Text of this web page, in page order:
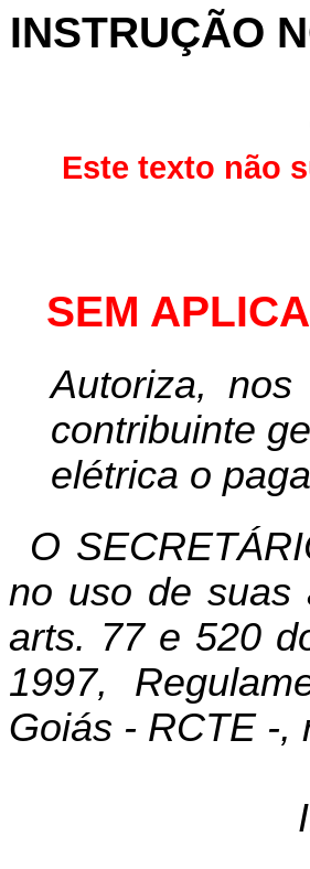
INSTRUÇÃO
Este texto não
SEM
Autoriza,
contribuinte
elétrica o
O
no uso de suas
arts. 77 e 520
1997,
Goiás - RCTE -,